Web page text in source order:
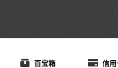
百宝箱 信用